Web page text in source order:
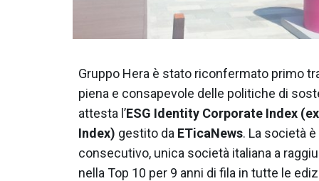
Gruppo Hera è stato riconfermato primo
piena e consapevole delle politiche di
attesta l’ESG Identity Corporate Index
Index) gestito da ETicaNews. La società
consecutivo, unica società italiana a
nella Top 10 per 9 anni di fila in tutte le